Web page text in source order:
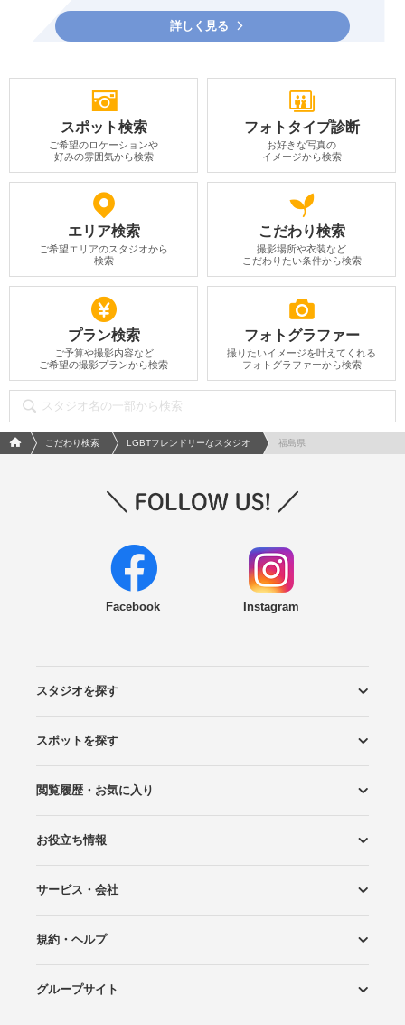
詳しく見る
スポット検索
ご希望のロケーションや
好みの雰囲気から検索
フォトタイプ診断
お好きな写真の
イメージから検索
エリア検索
ご希望エリアのスタジオから
検索
こだわり検索
撮影場所や衣装など
こだわりたい条件から検索
プラン検索
ご予算や撮影内容など
ご希望の撮影プランから検索
フォトグラファー
撮りたいイメージを叶えてくれる
フォトグラファーから検索
フォトウエディング/結婚写真のPhotorait ホーム
こだわり検索 LGBTフレンドリーなスタジオ 福島県
Facebook Instagram
スタジオを探す
エリアから探す
こだわりから探す
NEW PHOTO STYLE
プランから探す
フォトタイプ診断
フォトグラファーから探す
国内リゾートから探す
スポットを探す
ロケーションから探す
スタジオから探す
閲覧履歴・お気に入り
閲覧スタジオ
お気に入り
お役立ち情報
Wedding Photo マガジン
はじめてガイド
サービス・会社
Photoraitとは
スタジオの掲載について
お問い合わせ
運営会社
サイトマップ
規約・ヘルプ
プライバシーポリシー
利用規約
ヘルプ
グループサイト